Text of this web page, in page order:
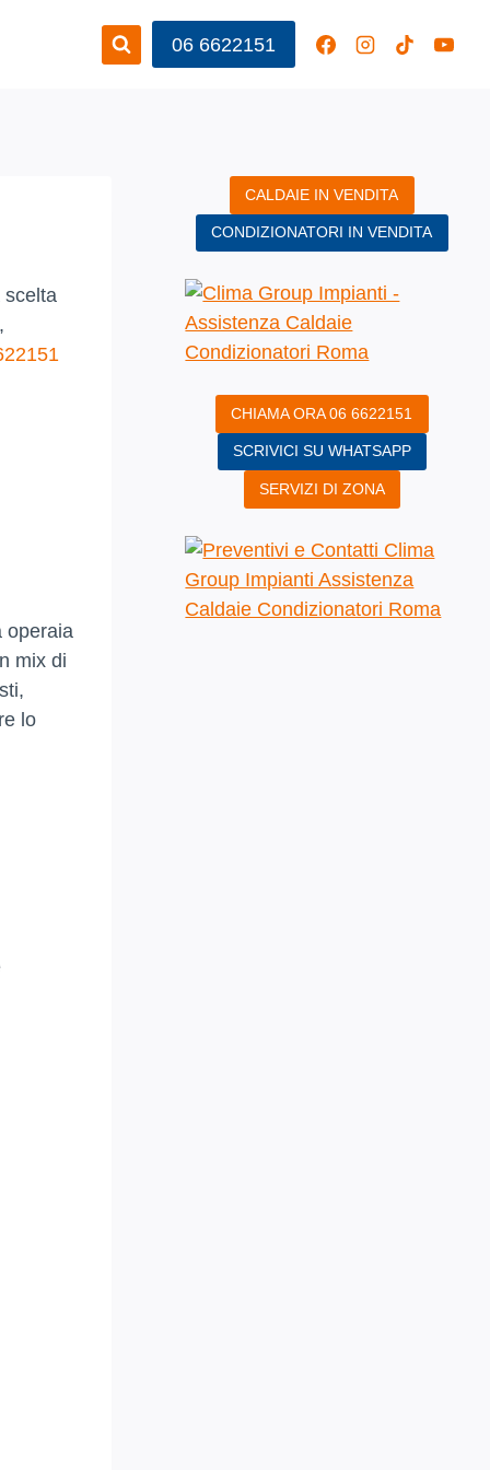
06 6622151
scelta
operaia
mix di
lo
CALDAIE IN VENDITA
CONDIZIONATORI IN VENDITA
CHIAMA ORA 06 6622151
SCRIVICI SU WHATSAPP
SERVIZI DI ZONA